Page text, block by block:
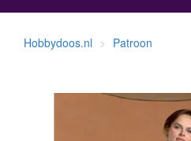
Hobbydoos.nl Patroon